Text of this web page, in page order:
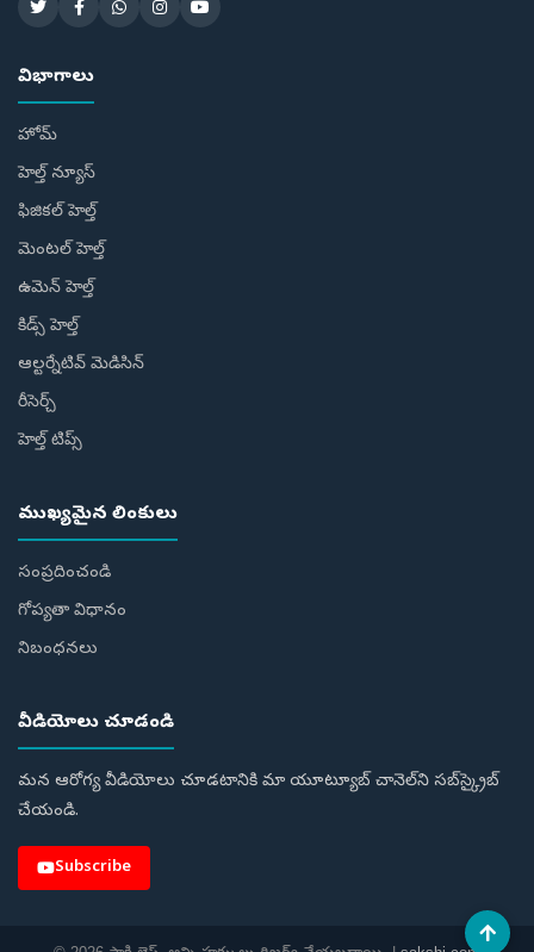
విభాగాలు
హోమ్
హెల్త్ న్యూస్
ఫిజికల్ హెల్త్
మెంటల్ హెల్త్
ఉమెన్ హెల్త్
కిడ్స్ హెల్త్
ఆల్టర్నేటివ్ మెడిసిన్
రీసెర్చ్
హెల్త్‌ టిప్స్‌
ముఖ్యమైన లింకులు
సంప్రదించండి
గోప్యతా విధానం
నిబంధనలు
వీడియోలు చూడండి
మన ఆరోగ్య వీడియోలు చూడటానికి మా యూట్యూబ్ చానెల్‌ని సబ్‌స్క్రైబ్
చేయండి.
Subscribe